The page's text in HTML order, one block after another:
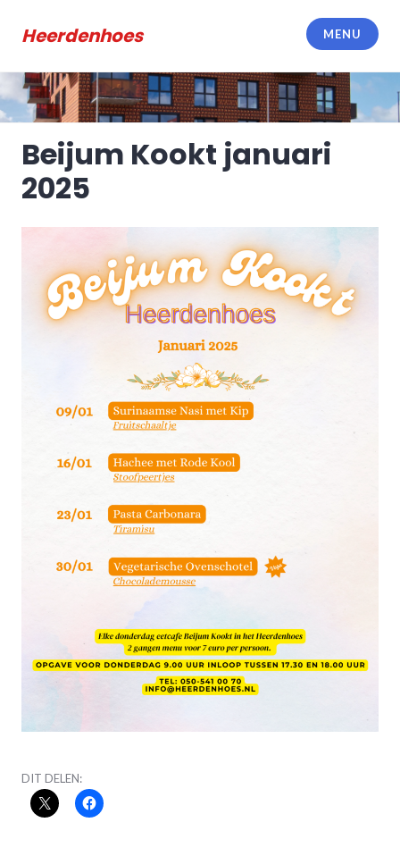
naar
inhoud
Heerdenhoes MENU
Beijum Kookt januari
2025
DIT DELEN: